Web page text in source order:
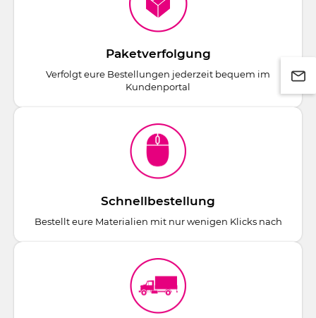
Paketverfolgung
Verfolgt eure Bestellungen jederzeit bequem im
Kundenportal
Schnellbestellung
Bestellt eure Materialien mit nur wenigen Klicks nach